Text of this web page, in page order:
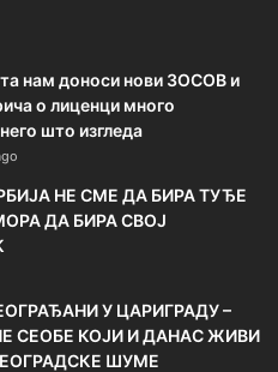
нам доноси нови ЗОСОВ и
о лиценци много
што изгледа
НЕ СМЕ ДА БИРА ТУЂЕ
ДА БИРА СВОЈ
У ЦАРИГРАДУ –
СЕОБЕ КОЈИ И ДАНАС ЖИВИ
ШУМЕ